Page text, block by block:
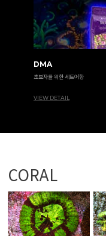
DMA
초보자를 위한 세트어항
VIEW DETAIL
CORAL